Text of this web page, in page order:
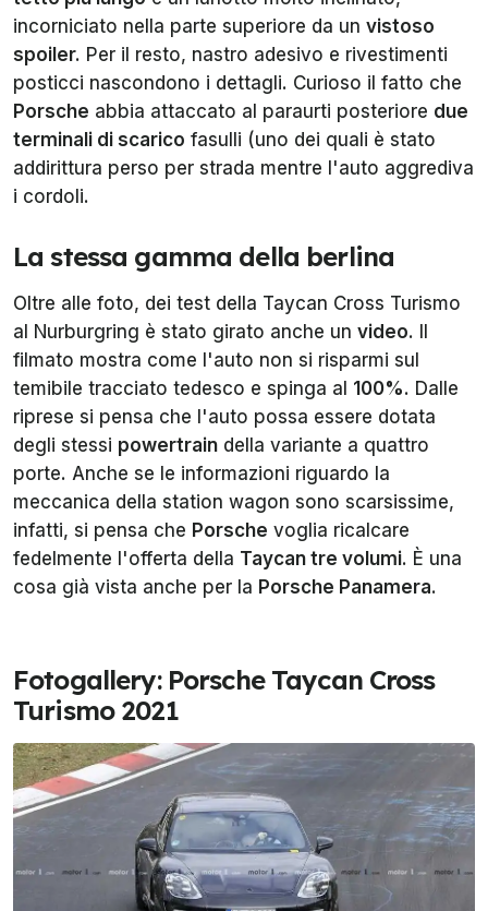
incorniciato nella parte superiore da un vistoso
spoiler. Per il resto, nastro adesivo e rivestimenti
posticci nascondono i dettagli. Curioso il fatto che
Porsche abbia attaccato al paraurti posteriore due
terminali di scarico fasulli (uno dei quali è stato
addirittura perso per strada mentre l'auto aggrediva
i cordoli.
La stessa gamma della berlina
Oltre alle foto, dei test della Taycan Cross Turismo
al Nurburgring è stato girato anche un video. Il
filmato mostra come l'auto non si risparmi sul
temibile tracciato tedesco e spinga al 100%. Dalle
riprese si pensa che l'auto possa essere dotata
degli stessi powertrain della variante a quattro
porte. Anche se le informazioni riguardo la
meccanica della station wagon sono scarsissime,
infatti, si pensa che Porsche voglia ricalcare
fedelmente l'offerta della Taycan tre volumi. È una
cosa già vista anche per la Porsche Panamera.
Fotogallery: Porsche Taycan Cross
Turismo 2021